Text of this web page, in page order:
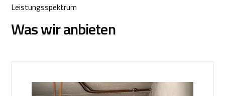
Leistungsspektrum
Was wir anbieten